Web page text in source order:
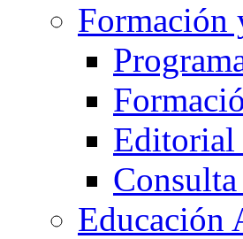
Formación
Educación